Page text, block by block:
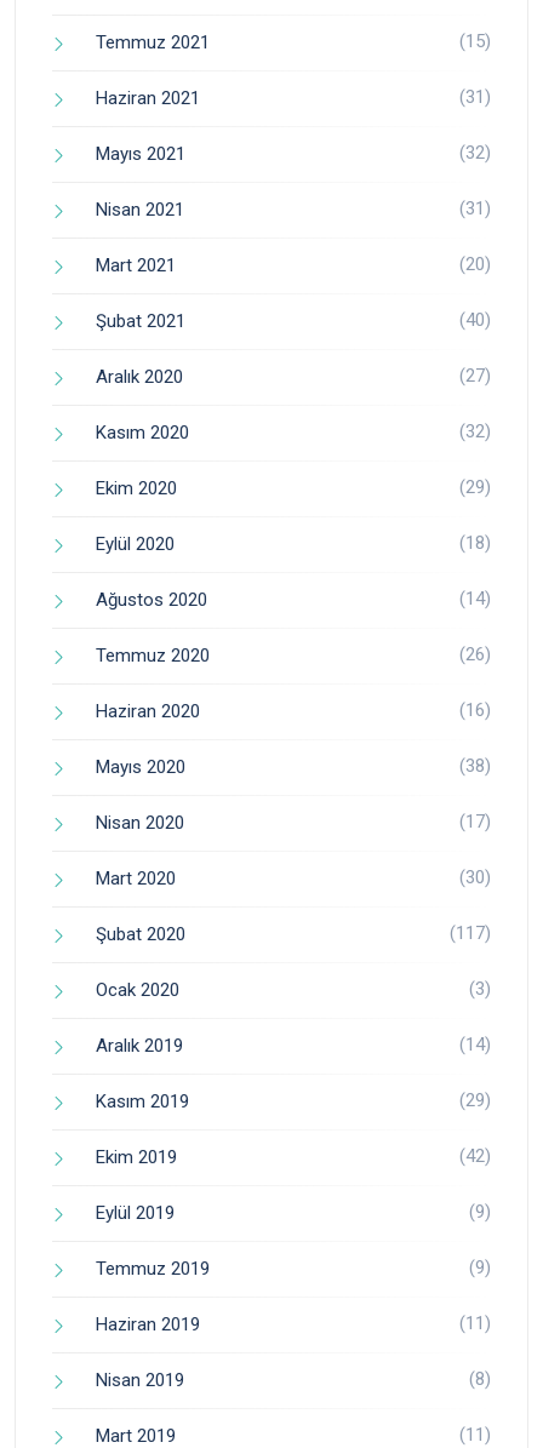
Temmuz 2021 (15)
Haziran 2021 (31)
Mayıs 2021 (32)
Nisan 2021 (31)
Mart 2021 (20)
Şubat 2021 (40)
Aralık 2020 (27)
Kasım 2020 (32)
Ekim 2020 (29)
Eylül 2020 (18)
Ağustos 2020 (14)
Temmuz 2020 (26)
Haziran 2020 (16)
Mayıs 2020 (38)
Nisan 2020 (17)
Mart 2020 (30)
Şubat 2020 (117)
Ocak 2020 (3)
Aralık 2019 (14)
Kasım 2019 (29)
Ekim 2019 (42)
Eylül 2019 (9)
Temmuz 2019 (9)
Haziran 2019 (11)
Nisan 2019 (8)
Mart 2019 (11)